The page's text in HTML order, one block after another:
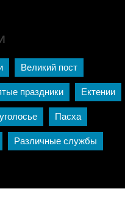
Великий пост
праздники Ектении
Пасха
Различные службы